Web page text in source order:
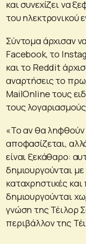
και συνεχίζει να
του ηλεκτρονικού
Σύντομα άρχισαν
Facebook, το
και το Reddit
αναρτήσεις το
MailOnline τους
τους
«Το αν θα ληφθούν
αποφασίζεται,
είναι ξεκάθαρο:
δημιουργούνται
καταχρηστικές
δημιουργούνται
γνώση της Τέιλορ
περιβάλλον της